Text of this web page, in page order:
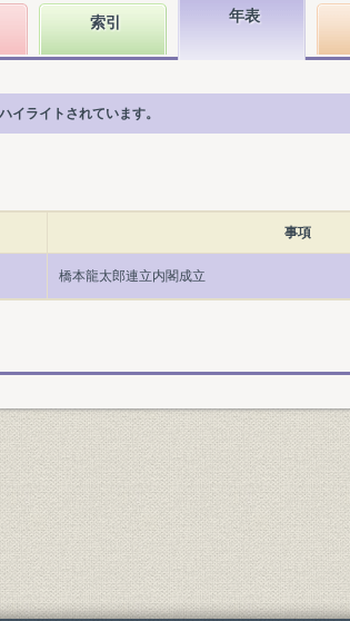
索引 年表
イライトされています。
事項
橋本龍太郎連立内閣成立